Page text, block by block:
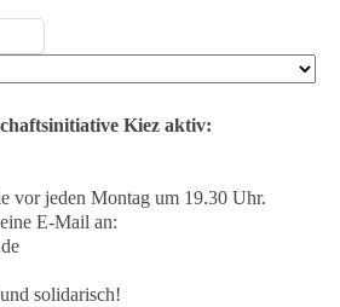
Kiez aktiv:
vor jeden Montag um 19.30 Uhr.
E-Mail an:
solidarisch!